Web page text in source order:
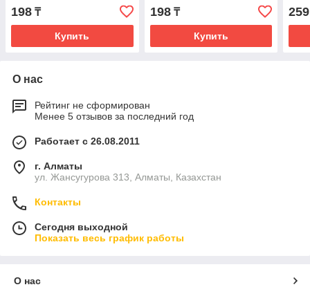
198 ₸
Купить
198₸
Купить
259
О нас
Рейтинг не сформирован
Менее 5 отзывов за последний год
Работает с 26.08.2011
г. Алматы
ул. Жансугурова 313, Алматы, Казахстан
Контакты
Сегодня выходной
Показать весь график работы
О нас